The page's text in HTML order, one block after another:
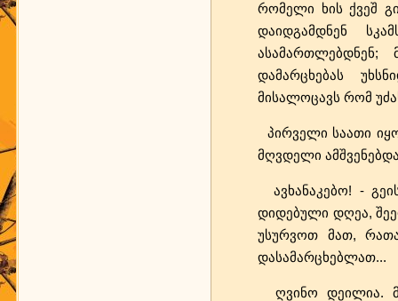
რომელი ხის ქვეშ
დაიდგამდნენ
ასამართლებდნენ;
დამარცხებას
მისალოცავს რომ
პირველი საათი
მღვდელი
ავხანაკებო! -
დიდებული დღეა,
უსურვოთ მათ,
დასამარცხებლათ...
ღვინო დეილია.